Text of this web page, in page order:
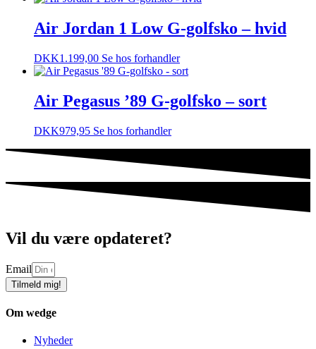
Air Jordan 1 Low G-golfsko – hvid
DKK1.199,00 Se hos forhandler
Air Pegasus ’89 G-golfsko – sort
DKK979,95 Se hos forhandler
Vil du være opdateret?
Email
Tilmeld mig!
Om wedge
Nyheder